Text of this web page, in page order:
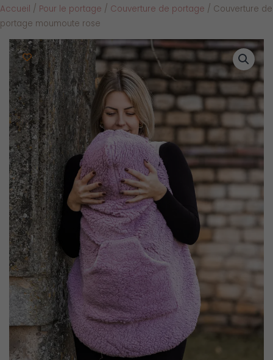
Accueil / Pour le portage / Couverture de portage / Couverture de
portage moumoute rose